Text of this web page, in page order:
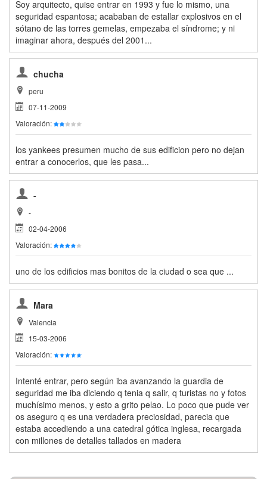
Soy arquitecto, quise entrar en 1993 y fue lo mismo, una
seguridad espantosa; acababan de estallar explosivos en el
sótano de las torres gemelas, empezaba el síndrome; y ni
imaginar ahora, después del 2001...
chucha
peru
07-11-2009
Valoración:
los yankees presumen mucho de sus edificion pero no dejan
entrar a conocerlos, que les pasa...
-
-
02-04-2006
Valoración:
uno de los edificios mas bonitos de la ciudad o sea que ...
Mara
Valencia
15-03-2006
Valoración:
Intenté entrar, pero según iba avanzando la guardia de
seguridad me iba diciendo q tenia q salir, q turistas no y fotos
muchísimo menos, y esto a grito pelao. Lo poco que pude ver
os aseguro q es una verdadera preciosidad, parecia que
estaba accediendo a una catedral gótica inglesa, recargada
con millones de detalles tallados en madera